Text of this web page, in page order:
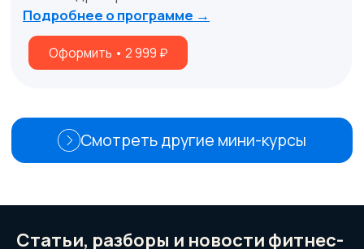
Статьи, разборы и новости фитнес-
Екатерина Василенко.
5 видеоуроков.